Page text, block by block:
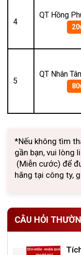
4
QT Hồng
5
QT Nhân
*Nếu không tìm
gần bạn, vui lòng
(Miễn cước) để
hãng tại công ty,
CÂU HỎI